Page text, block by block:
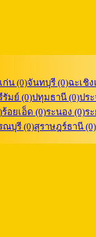
น (0)จันทบุรี (0)ฉะเชิง
รัมย์ (0)ปทุมธานี (0)ปร
ร้อยเอ็ด (0)ระนอง (0)ร
ณบุรี (0)สุราษฎร์ธานี (0)